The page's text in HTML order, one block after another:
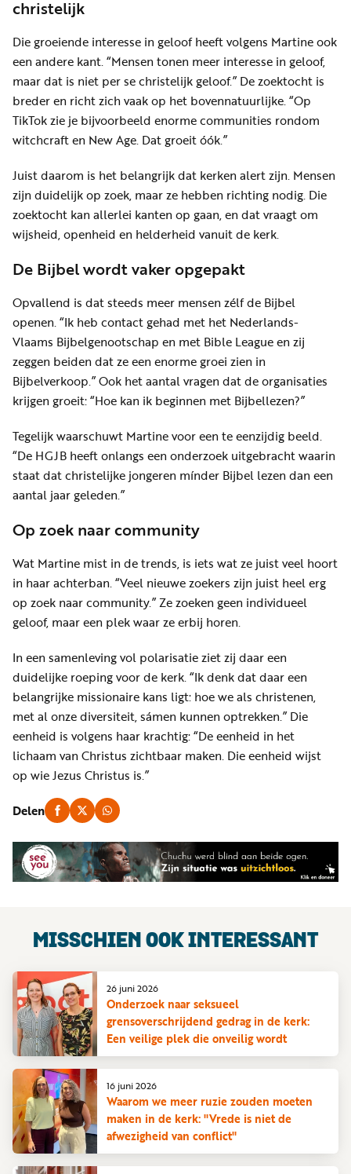
christelijk
Die groeiende interesse in geloof heeft volgens Martine ook
een andere kant. “Mensen tonen meer interesse in geloof,
maar dat is niet per se christelijk geloof.” De zoektocht is
breder en richt zich vaak op het bovennatuurlijke. “Op
TikTok zie je bijvoorbeeld enorme communities rondom
witchcraft en New Age. Dat groeit óók.”
Juist daarom is het belangrijk dat kerken alert zijn. Mensen
zijn duidelijk op zoek, maar ze hebben richting nodig. Die
zoektocht kan allerlei kanten op gaan, en dat vraagt om
wijsheid, openheid en helderheid vanuit de kerk.
De Bijbel wordt vaker opgepakt
Opvallend is dat steeds meer mensen zélf de Bijbel
openen. “Ik heb contact gehad met het Nederlands-
Vlaams Bijbelgenootschap en met Bible League en zij
zeggen beiden dat ze een enorme groei zien in
Bijbelverkoop.” Ook het aantal vragen dat de organisaties
krijgen groeit: “Hoe kan ik beginnen met Bijbellezen?”
Tegelijk waarschuwt Martine voor een te eenzijdig beeld.
“De HGJB heeft onlangs een onderzoek uitgebracht waarin
staat dat christelijke jongeren mínder Bijbel lezen dan een
aantal jaar geleden.”
Op zoek naar community
Wat Martine mist in de trends, is iets wat ze juist veel hoort
in haar achterban. “Veel nieuwe zoekers zijn juist heel erg
op zoek naar community.” Ze zoeken geen individueel
geloof, maar een plek waar ze erbij horen.
In een samenleving vol polarisatie ziet zij daar een
duidelijke roeping voor de kerk. “Ik denk dat daar een
belangrijke missionaire kans ligt: hoe we als christenen,
met al onze diversiteit, sámen kunnen optrekken.” Die
eenheid is volgens haar krachtig: “De eenheid in het
lichaam van Christus zichtbaar maken. Die eenheid wijst
op wie Jezus Christus is.”
Delen
MISSCHIEN OOK INTERESSANT
Onderzoek naar seksueel
grensoverschrijdend gedrag in de kerk:
Een veilige plek die onveilig wordt
26 juni 2026
Waarom we meer ruzie zouden moeten
maken in de kerk: "Vrede is niet de
afwezigheid van conflict"
16 juni 2026